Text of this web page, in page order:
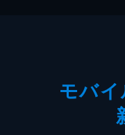
モバ